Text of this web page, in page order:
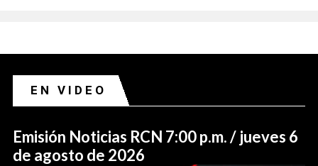
EN VIDEO
Emisión Noticias RCN 7:00 p.m. / jueves 6
de agosto de 2026